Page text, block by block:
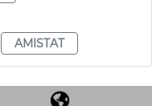
AMISTAT